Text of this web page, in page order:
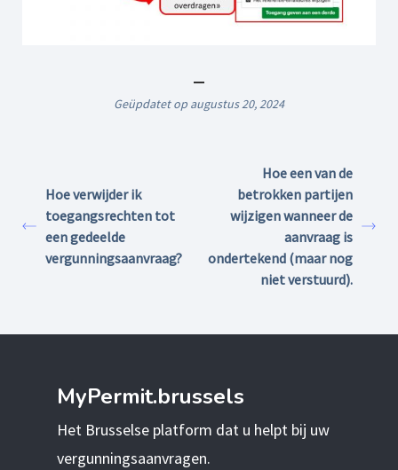
Geüpdatet op augustus 20, 2024
Hoe verwijder ik
toegangsrechten tot
een gedeelde
vergunningsaanvraag?
Hoe een van de
betrokken partijen
wijzigen wanneer de
aanvraag is
ondertekend (maar nog
niet verstuurd).
MyPermit.brussels
Het Brusselse platform dat u helpt bij uw
vergunningsaanvragen.